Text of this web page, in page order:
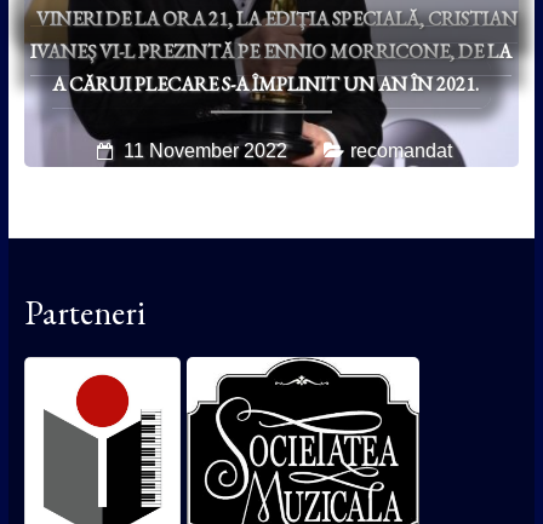
VINERI DE LA ORA 21, LA EDIȚIA SPECIALĂ, CRISTIAN
IVANEȘ VI-L PREZINTĂ PE ENNIO MORRICONE, DE LA
A CĂRUI PLECARE S-A ÎMPLINIT UN AN ÎN 2021.
11 November 2022 recomandat
Parteneri